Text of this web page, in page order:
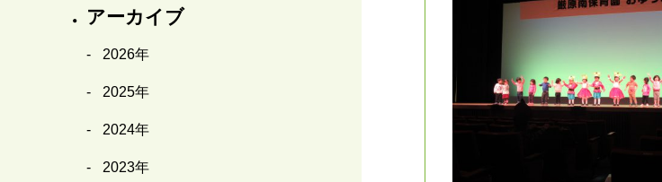
アーカイブ
2026年
2025年
2024年
2023年